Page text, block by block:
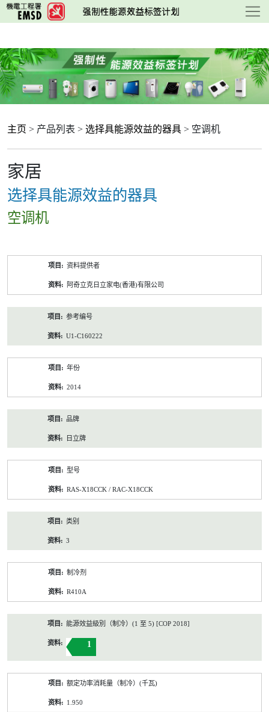
跳
至
要
内
容
主页 > 产品列表 > 选择具能源效益的器具 > 空调机
家居
选择具能源效益的器具
空调机
资料提供者
阿奇立克日立家电(香港)有限公司
参考编号
U1-C160222
年份
2014
品牌
日立牌
型号
RAS-X18CCK / RAC-X18CCK
类别
3
制冷剂
R410A
能源效益級別（制冷）(1 至 5) [COP 2018]
1
额定功率消耗量（制冷）(千瓦)
1.950